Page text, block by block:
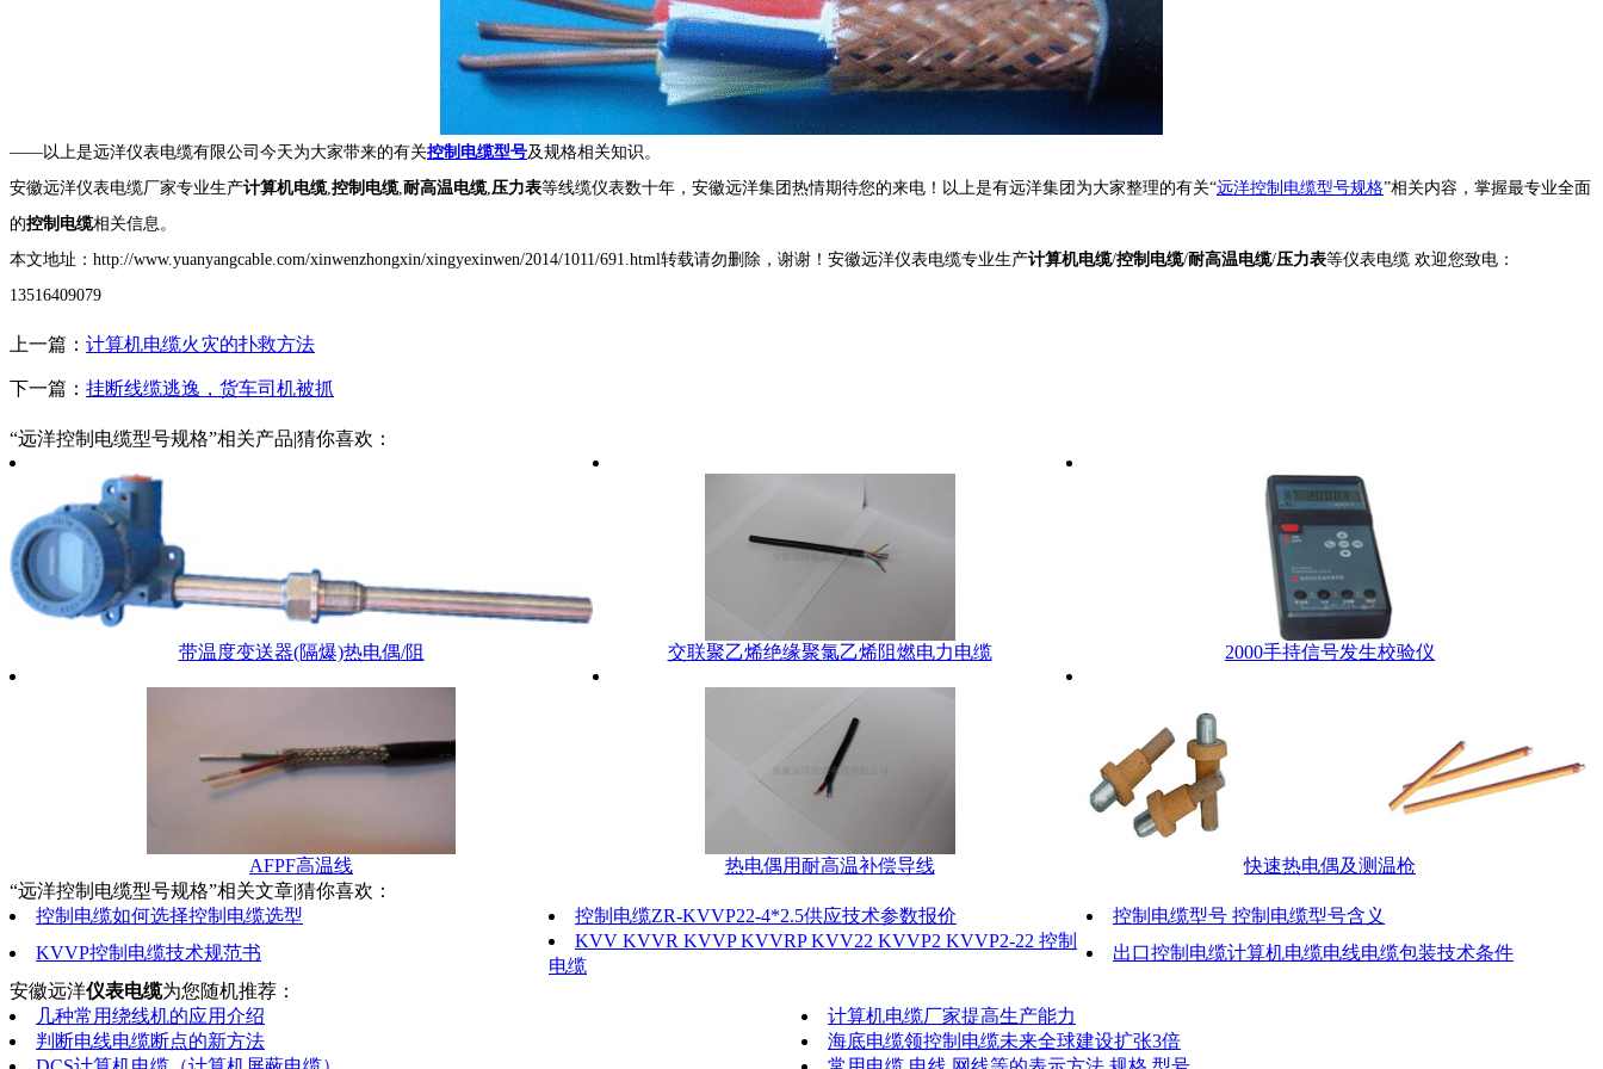
——以上是远洋仪表电缆有限公司今天为大家带来的有关控制电缆型号及规格相关知识。
安徽远洋仪表电缆厂家专业生产计算机电缆, 控制电缆, 耐高温电缆, 压力表等线缆仪表数十年，安徽远洋集团热情期待您的来电！以上是有远洋集团为大家整理的有关“远洋控制电缆型号规格”相关内容，掌握最专业全面
的控制电缆相关信息。
本文地址：http://www.yuanyangcable.com/xinwenzhongxin/xingyexinwen/2014/1011/691.html转载请勿删除，谢谢！安徽远洋仪表电缆专业生产计算机电缆/控制电缆/耐高温电缆/压力表等仪表电缆 欢迎您致电：
13516409079
上一篇： 计算机电缆火灾的扑救方法
下一篇： 挂断线缆逃逸，货车司机被抓
“远洋控制电缆型号规格”相关产品|猜你喜欢：
带温度变送器(隔爆)热电偶/阻 交联聚乙烯绝缘聚氯乙烯阻燃电力电缆 2000手持信号发生校验仪
AFPF高温线 热电偶用耐高温补偿导线
快速热电偶及测温枪
“远洋控制电缆型号规格”相关文章|猜你喜欢：
控制电缆如何选择控制电缆选型
控制电缆ZR-KVVP22-4*2.5供应技术参数报价
控制电缆型号 控制电缆型号含义
KVVP控制电缆技术规范书
KVV KVVR KVVP KVVRP KVV22 KVVP2 KVVP2-22 控制
电缆
出口控制电缆计算机电缆电线电缆包装技术条件
安徽远洋仪表电缆为您随机推荐：
几种常用绕线机的应用介绍
计算机电缆厂家提高生产能力
判断电线电缆断点的新方法
海底电缆领控制电缆未来全球建设扩张3倍